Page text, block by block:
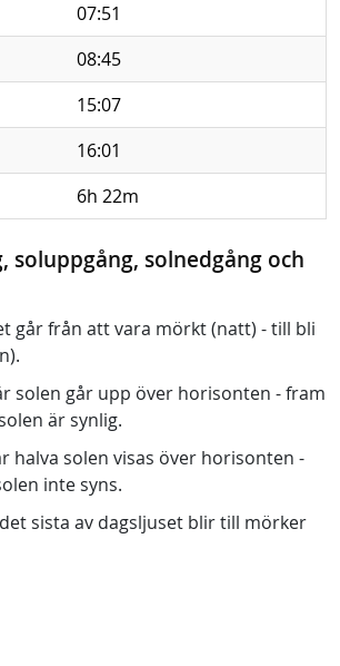
07:51
08:45
15:07
16:01
6h 22m
soluppgång, solnedgång och
går från att vara mörkt (natt) - till bli
solen går upp över horisonten - fram
är synlig.
halva solen visas över horisonten -
inte syns.
sista av dagsljuset blir till mörker